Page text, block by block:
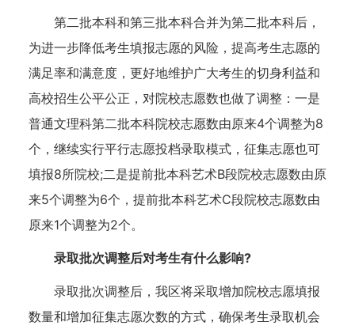
第二批本科和第三批本科合并为第二批本科后，
为进一步降低考生填报志愿的风险，提高考生志愿的
满足率和满意度，更好地维护广大考生的切身利益和
高校招生公平公正，对院校志愿数也做了调整：一是
普通文理科第二批本科院校志愿数由原来4个调整为8
个，继续实行平行志愿投档录取模式，征集志愿也可
填报8所院校;二是提前批本科艺术B段院校志愿数由原
来5个调整为6个，提前批本科艺术C段院校志愿数由
原来1个调整为2个。
录取批次调整后对考生有什么影响?
录取批次调整后，我区将采取增加院校志愿填报
数量和增加征集志愿次数的方式，确保考生录取机会